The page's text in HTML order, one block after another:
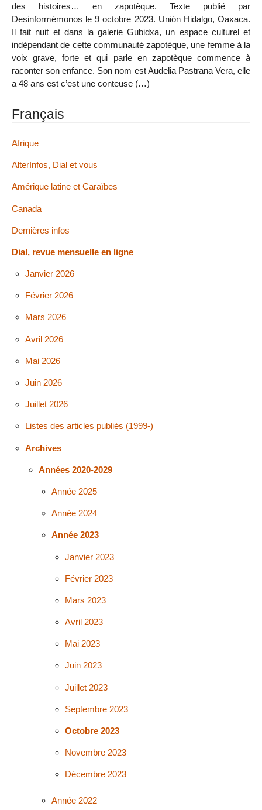
des histoires… en zapotèque. Texte publié par
Desinformémonos le 9 octobre 2023. Unión Hidalgo, Oaxaca.
Il fait nuit et dans la galerie Gubidxa, un espace culturel et
indépendant de cette communauté zapotèque, une femme à la
voix grave, forte et qui parle en zapotèque commence à
raconter son enfance. Son nom est Audelia Pastrana Vera, elle
a 48 ans est c’est une conteuse (…)
Français
Afrique
AlterInfos, Dial et vous
Amérique latine et Caraïbes
Canada
Dernières infos
Dial, revue mensuelle en ligne
Janvier 2026
Février 2026
Mars 2026
Avril 2026
Mai 2026
Juin 2026
Juillet 2026
Listes des articles publiés (1999-)
Archives
Années 2020-2029
Année 2025
Année 2024
Année 2023
Janvier 2023
Février 2023
Mars 2023
Avril 2023
Mai 2023
Juin 2023
Juillet 2023
Septembre 2023
Octobre 2023
Novembre 2023
Décembre 2023
Année 2022